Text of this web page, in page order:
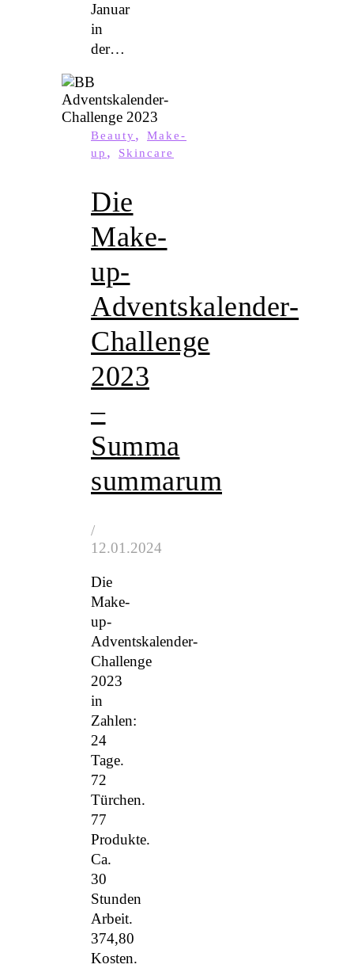
Januar
in
der…
Beauty,
Make-
up , Skincare
Die
Make-
up-
Adventskalender-
Challenge
2023
–
Summa
summarum
/
12.01.2024
Die
Make-
up-
Adventskalender-
Challenge
2023
in
Zahlen:
24
Tage.
72
Türchen.
77
Produkte.
Ca.
30
Stunden
Arbeit.
374,80
Kosten.